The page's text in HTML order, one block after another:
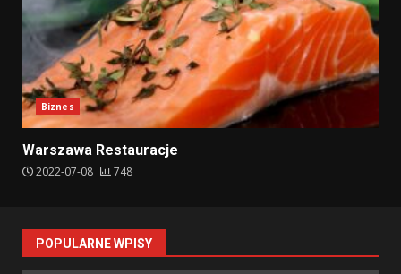
Biznes
Warszawa Restauracje
2022-07-08 748
POPULARNE WPISY